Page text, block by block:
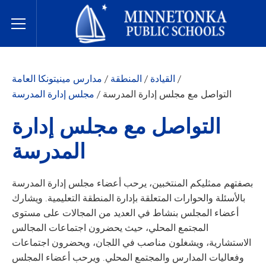
Toggle Menu
مدارس مينيتونكا العامة
مدارس مينيتونكا العامة / المنطقة / القيادة /
مجلس إدارة المدرسة / التواصل مع مجلس إدارة المدرسة
التواصل مع مجلس إدارة
المدرسة
بصفتهم ممثليكم المنتخبين، يرحب أعضاء مجلس إدارة المدرسة
بالأسئلة والحوارات المتعلقة بإدارة المنطقة التعليمية. ويشارك
أعضاء المجلس بنشاط في العديد من المجالات على مستوى
المجتمع المحلي، حيث يحضرون اجتماعات المجالس
الاستشارية، ويشغلون مناصب في اللجان، ويحضرون اجتماعات
وفعاليات المدارس والمجتمع المحلي. ويرحب أعضاء المجلس